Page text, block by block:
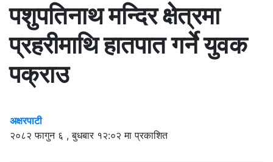
पशुपतिनाथ मन्दिर क्षेत्रमा
प्रहरीमाथि हातपात गर्ने युवक
पक्राउ
अक्षरपाटी
२०८२ फागुन ६ , बुधबार १२:०२ मा प्रकाशित